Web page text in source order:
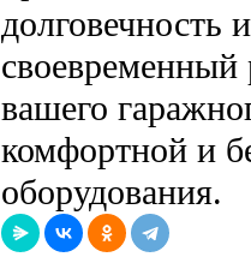
долговечность
вашего
комфортной и
оборудования.